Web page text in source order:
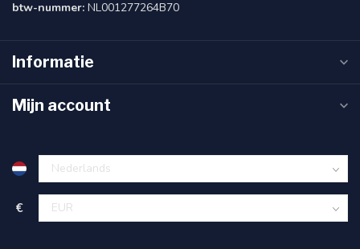
btw-nummer: NL001277264B70
Informatie
Mijn account
€